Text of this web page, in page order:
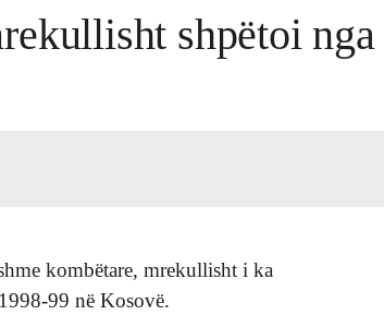
shpëtoi nga
kombëtare, mrekullisht i ka
99 në Kosovë.